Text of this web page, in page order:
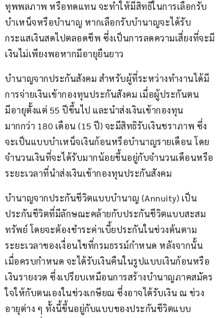
ทุพพลภาพ หรือทดแทน จะทำให้มีสิทธิในการเลือกรับ
บำเหน็จหรือบำนาญ หากเลือกรับบำนาญจะได้รับ
กระแสเงินสดไปตลอดชีพ ซึ่งเป็นการลดความเสี่ยงที่จะมี
เงินไม่เพียงพอหากมีอายุยืนยาว
บำนาญจากประกันสังคม สำหรับผู้ที่ระหว่างทำงานได้มี
การจ่ายเงินเข้ากองทุนประกันสังคม เมื่อผู้ประกันตน
มีอายุตั้งแต่ 55 ปีขึ้นไป และนำส่งเงินเข้ากองทุน
มากกว่า 180 เดือน (15 ปี) จะมีสิทธิรับเงินชราภาพ ซึ่ง
จะเป็นแบบบำเหน็จเงินก้อนหรือบำนาญรายเดือน โดย
จำนวนเงินที่จะได้รับมากน้อยขึ้นอยู่กับจำนวนเดือนหรือ
ระยะเวลาที่นำส่งเงินเข้ากองทุนประกันสังคม
บำนาญจากประกันชีวิตแบบบำนาญ (Annuity) เป็น
ประกันชีวิตที่มีลักษณะคล้ายกับประกันชีวิตแบบสะสม
ทรัพย์ โดยจะต้องชำระค่าเบี้ยประกันในช่วงต้นตาม
ระยะเวลาของเงื่อนไขที่กรมธรรม์กำหนด หลังจากนั้น
เมื่อครบกำหนด จะได้รับเงินคืนในรูปแบบเงินก้อนหรือ
เงินรายงวด ซึ่งเปรียบเหมือนการสร้างบำนาญภาคสมัคร
ใจให้กับตนเองในช่วงเกษียณ ซึ่งอาจได้รับเงิน ณ ช่วง
อายุต่าง ๆ ทั้งนี้ขึ้นอยู่กับแบบของประกันชีวิตแบบ